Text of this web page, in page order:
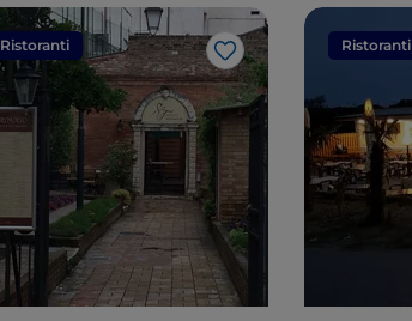
Ristoranti
Like
Ristoranti